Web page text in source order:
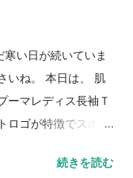
い日が続いていま
いね。 本日は、 肌
ーマレディス長袖Ｔ
ロゴが特徴でスポー
ー / Ｍ・Ｌ ライト
続きを読む